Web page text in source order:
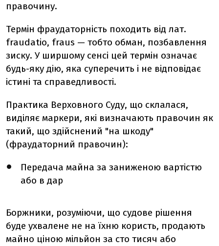
правочину.
Термін фраудаторність походить від лат.
fraudatio, fraus — тобто обман, позбавлення
зиску. У ширшому сенсі цей термін означає
будь-яку дію, яка суперечить і не відповідає
істині та справедливості.
Практика Верховного Суду, що склалася,
виділяє маркери, які визначають правочин як
такий, що здійснений "на шкоду"
(фраудаторний правочин):
Передача майна за заниженою вартістю
або в дар
Боржники, розуміючи, що судове рішення
буде ухвалене не на їхню користь, продають
майно ціною мільйон за сто тисяч або